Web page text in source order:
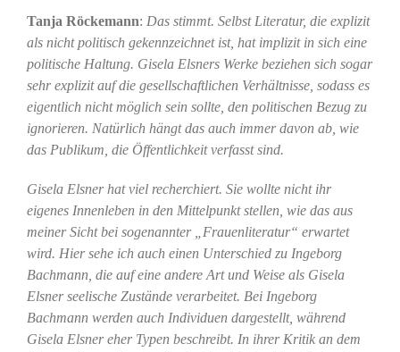
Tanja Röckemann: Das stimmt. Selbst Literatur, die explizit
als nicht politisch gekennzeichnet ist, hat implizit in sich eine
politische Haltung. Gisela Elsners Werke beziehen sich sogar
sehr explizit auf die gesellschaftlichen Verhältnisse, sodass es
eigentlich nicht möglich sein sollte, den politischen Bezug zu
ignorieren. Natürlich hängt das auch immer davon ab, wie
das Publikum, die Öffentlichkeit verfasst sind.
Gisela Elsner hat viel recherchiert. Sie wollte nicht ihr
eigenes Innenleben in den Mittelpunkt stellen, wie das aus
meiner Sicht bei sogenannter „Frauenliteratur“ erwartet
wird. Hier sehe ich auch einen Unterschied zu Ingeborg
Bachmann, die auf eine andere Art und Weise als Gisela
Elsner seelische Zustände verarbeitet. Bei Ingeborg
Bachmann werden auch Individuen dargestellt, während
Gisela Elsner eher Typen beschreibt. In ihrer Kritik an dem